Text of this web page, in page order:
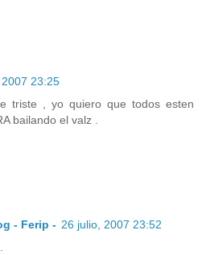
23:25
triste , yo quiero que todos esten
bailando el valz .
- Ferip - 26 julio, 2007 23:52